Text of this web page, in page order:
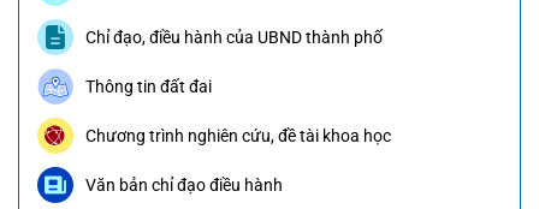
Chỉ đạo, điều hành của UBND thành phố
Thông tin đất đai
Chương trình nghiên cứu, đề tài khoa học
Văn bản chỉ đạo điều hành